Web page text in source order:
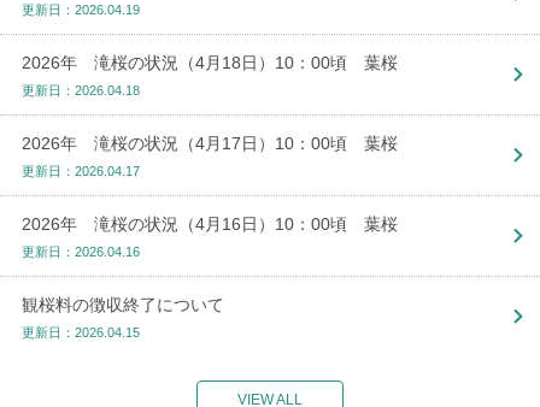
更新日：2026.04.19
2026年 滝桜の状況（4月18日）10：00頃 葉桜
更新日：2026.04.18
2026年 滝桜の状況（4月17日）10：00頃 葉桜
更新日：2026.04.17
2026年 滝桜の状況（4月16日）10：00頃 葉桜
更新日：2026.04.16
観桜料の徴収終了について
更新日：2026.04.15
VIEW ALL